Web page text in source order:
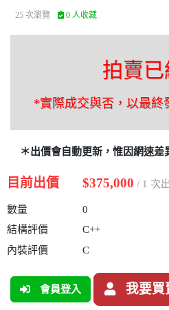
25 次瀏覽 0 人收藏
拍賣已
*實際成交與否，以最終
＊出價會自動更新，惟因網速
目前出價 $375,000 / 1 次
數量
0
結構評價
C++
內裝評價
C
會員登入 我要買